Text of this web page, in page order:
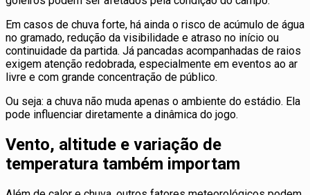
Em casos de chuva forte, há ainda o risco de acúmulo de água
no gramado, redução da visibilidade e atraso no início ou
continuidade da partida. Já pancadas acompanhadas de raios
exigem atenção redobrada, especialmente em eventos ao ar
livre e com grande concentração de público.
Ou seja: a chuva não muda apenas o ambiente do estádio. Ela
pode influenciar diretamente a dinâmica do jogo.
Vento, altitude e variação de
temperatura também importam